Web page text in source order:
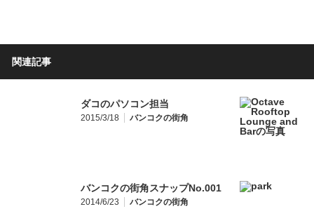
関連記事
ダコのパソコン担当
2015/3/18 バンコクの街角
バンコクの街角スナップNo.001
2014/6/23 バンコクの街角